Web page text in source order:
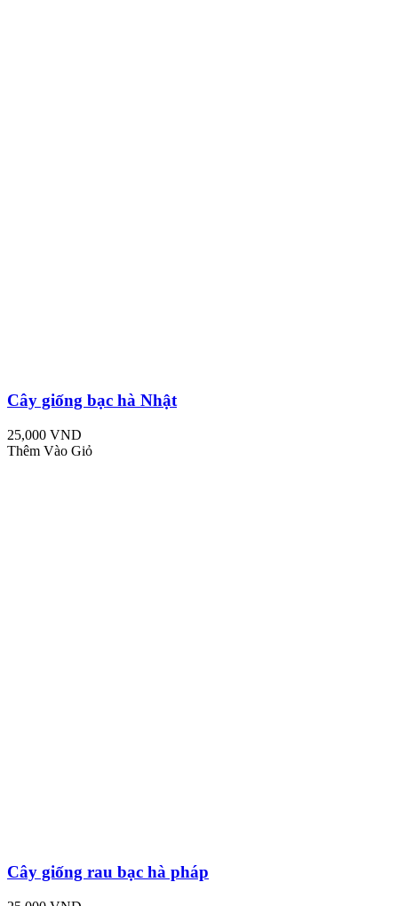
Cây giống bạc hà Nhật
25,000 VND
Thêm Vào Giỏ
Cây giống rau bạc hà pháp